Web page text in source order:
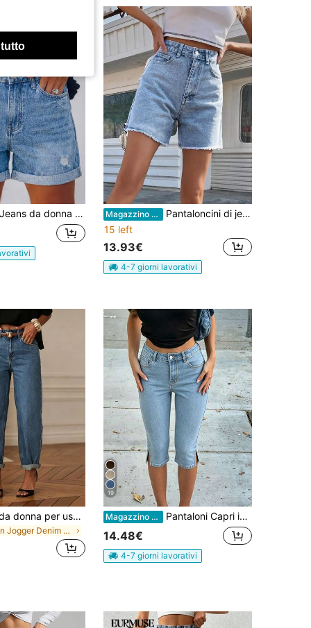
Jeans da donna stile americano street style estivo nuovo versatile ampio semplice casual con effetto consumato colore unito lavato, estetica Y2K Magazzino EU
Pantaloncini di jeans versatili e casual, semplici, con orlo sfrangiato, stile studentesco, che allungano la gamba per le donne
15 left
13.93€
4-7 giorni lavorativi
Jeans casual da donna per uso quotidiano, colore unito, eleganti e casual, in denim, ampi e comodi, adatti per l'ufficio e per tutte le stagioni, autunno
in Jogger Denim da donna
19
Magazzino EU Pantaloni Capri in denim a vita media, stile retrò, elasticizzati, con orlo spaccato, 3/4, vestibilità aderente, gamba aderente, adatti per uscite casual e appuntamenti estivi e primaverili, per donne
14.48€
4-7 giorni lavorativi